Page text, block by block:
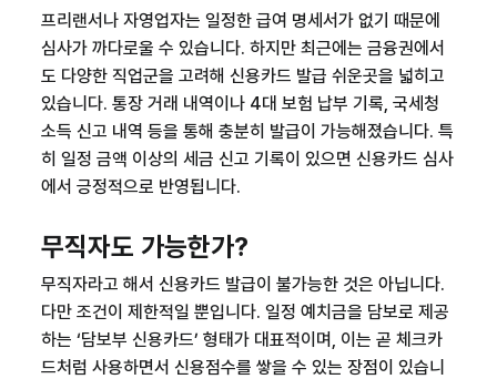
프리랜서나 자영업자는 일정한 급여 명세서가 없기 때문에
심사가 까다로울 수 있습니다. 하지만 최근에는 금융권에서
도 다양한 직업군을 고려해 신용카드 발급 쉬운곳을 넓히고
있습니다. 통장 거래 내역이나 4대 보험 납부 기록, 국세청
소득 신고 내역 등을 통해 충분히 발급이 가능해졌습니다. 특
히 일정 금액 이상의 세금 신고 기록이 있으면 신용카드 심사
에서 긍정적으로 반영됩니다.
무직자도 가능한가?
무직자라고 해서 신용카드 발급이 불가능한 것은 아닙니다.
다만 조건이 제한적일 뿐입니다. 일정 예치금을 담보로 제공
하는 ‘담보부 신용카드’ 형태가 대표적이며, 이는 곧 체크카
드처럼 사용하면서 신용점수를 쌓을 수 있는 장점이 있습니